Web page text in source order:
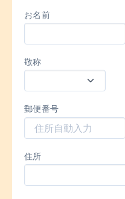
お名前
敬称
郵便番号
住所